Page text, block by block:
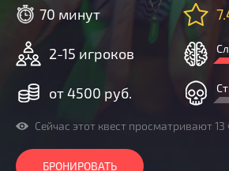
Как подсчитываются рейтинги
Новости
Партнерам
70 минут
2-15 игроков
от 4500 руб.
Сейчас этот квест просматривают 13
БРОНИРОВАТЬ